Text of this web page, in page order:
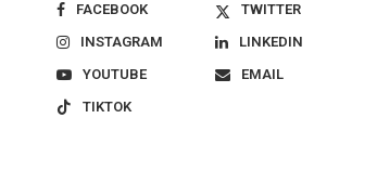
FACEBOOK
TWITTER
INSTAGRAM
LINKEDIN
YOUTUBE
EMAIL
TIKTOK